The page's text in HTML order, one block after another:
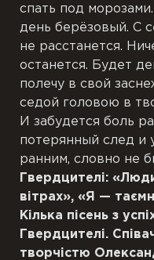
спать под
день берёзовый. С
не расстанется.
останется. Будет
полечу в свой
седой головою в
И забудется боль
потерянный след и
ранним, словно не
Гвердцителі:
вітрах», «Я —
Кілька пісень з
Гвердцителі.
творчістю